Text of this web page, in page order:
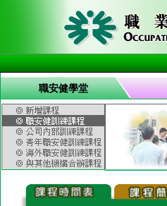
職安健學堂